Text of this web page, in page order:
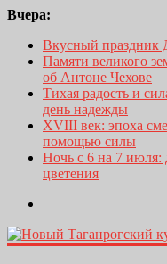
Вчера:
Вкусный праздник
Памяти великого
об Антоне Чехове
Тихая радость и
день надежды
XVIII век: эпоха
помощью силы
Ночь с 6 на 7 июля:
цветения